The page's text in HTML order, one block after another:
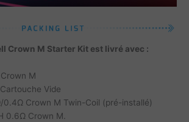
Crown M Starter Kit est livré avec :
M
Vide
0.4Ω Crown M Twin-Coil (pré-installé)
0.6Ω Crown M.